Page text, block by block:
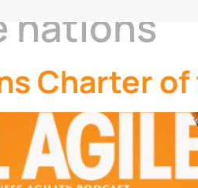
nations
Charter of